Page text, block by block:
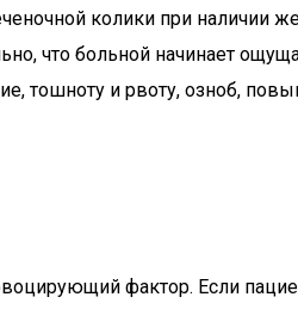
колики при наличии
что больной начинает
тошноту и рвоту, озноб,
фактор. Если